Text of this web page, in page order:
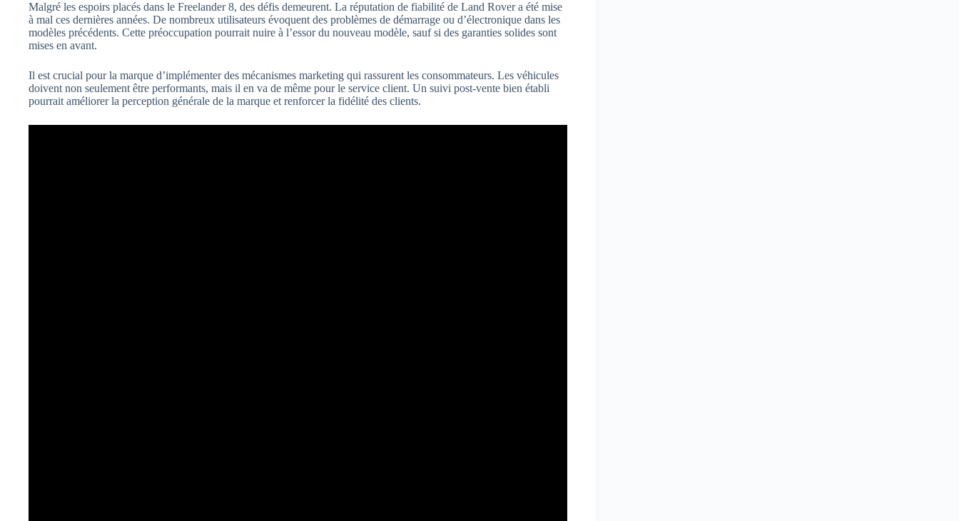
Malgré les espoirs placés dans le Freelander 8, des défis demeurent. La réputation de fiabilité de Land Rover a été mise
à mal ces dernières années. De nombreux utilisateurs évoquent des problèmes de démarrage ou d’électronique dans les
modèles précédents. Cette préoccupation pourrait nuire à l’essor du nouveau modèle, sauf si des garanties solides sont
mises en avant.
Il est crucial pour la marque d’implémenter des mécanismes marketing qui rassurent les consommateurs. Les véhicules
doivent non seulement être performants, mais il en va de même pour le service client. Un suivi post-vente bien établi
pourrait améliorer la perception générale de la marque et renforcer la fidélité des clients.